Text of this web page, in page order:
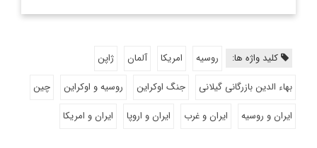
کلید واژه ها: روسیه امریکا آلمان
ژاپن
بهاء الدین بازرگانی گیلانی
جنگ اوکراین روسیه و اوکراین
چین
ایران و روسیه
ایران و غرب ایران و اروپا ایران و امریکا